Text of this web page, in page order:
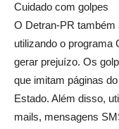
Cuidado com golpes
O Detran-PR também
utilizando o programa
gerar prejuízo. Os
que imitam páginas
Estado. Além disso,
mails, mensagens